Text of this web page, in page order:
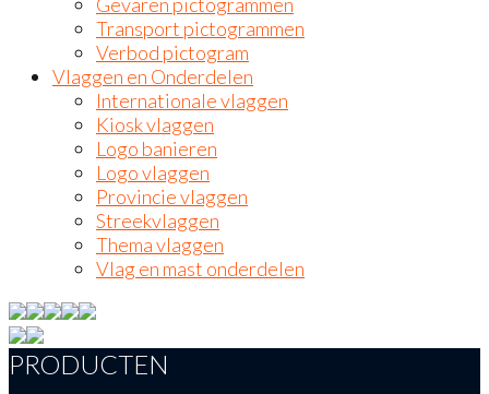
Transport pictogrammen
Verbod pictogram
Vlaggen en Onderdelen
Internationale vlaggen
Kiosk vlaggen
Logo banieren
Logo vlaggen
Provincie vlaggen
Streekvlaggen
Thema vlaggen
Vlag en mast onderdelen
PRODUCTEN